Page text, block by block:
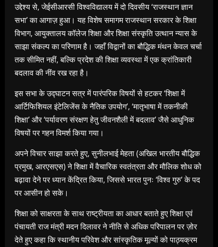
उद्देश्य से, जेईसीआरसी विश्वविद्यालय में दो दिवसीय ‘राजस्थान ज्ञान
सभा’ का आगाज़ हुआ। यह विशेष समागम राजस्थान सरकार के शिक्षा
विभाग, आयुक्तालय कॉलेज शिक्षा और शिक्षा संस्कृति उत्थान न्यास के
साझा संकल्प का परिणाम है। जहाँ विद्वानों का बौद्धिक मंथन केवल चर्चा
तक सीमित नहीं, बल्कि प्रदेश की शिक्षा व्यवस्था में एक क्रांतिकारी
बदलाव की नींव रख रहा है।
इस सभा के उद्घाटन सत्र में पारंपरिक विषयों से हटकर ‘शिक्षा में
आर्टिफिशियल इंटेलिजेंस के नैतिक उपयोग’, ‘मातृभाषा में तकनीकी
शिक्षा’ और ‘पर्यावरण संरक्षण हेतु जीवनशैली में बदलाव’ जैसे आधुनिक
विषयों पर गहन विमर्श किया गया।
अपने विचार साझा करते हुए, सुनीलभाई मेहता (अखिल भारतीय बौद्धिक
प्रमुख, आरएसएस) ने शिक्षा में वैचारिक स्वतंत्रता और मौलिक शोध को
बढ़ावा देने पर ध्यान केंद्रित किया, जिससे भारत पुनः ‘विश्व गुरु’ के पद
पर आसीन हो सके।
शिक्षा को साक्षरता के साथ राष्ट्रीयता का आधार बताते हुए शिक्षा एवं
पंचायती राज मंत्री मदन दिलावर ने नीति से अधिक परिपालन पर ज़ोर
देते हुए कहा कि स्थानीय परिवेश और सांस्कृतिक मूल्यों को पाठ्यक्रम